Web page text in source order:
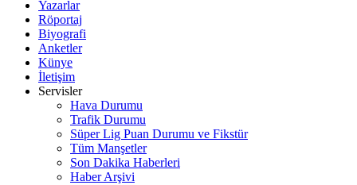
Yazarlar
Röportaj
Biyografi
Anketler
Künye
İletişim
Servisler
Hava Durumu
Trafik Durumu
Süper Lig Puan Durumu ve Fikstür
Tüm Manşetler
Son Dakika Haberleri
Haber Arşivi